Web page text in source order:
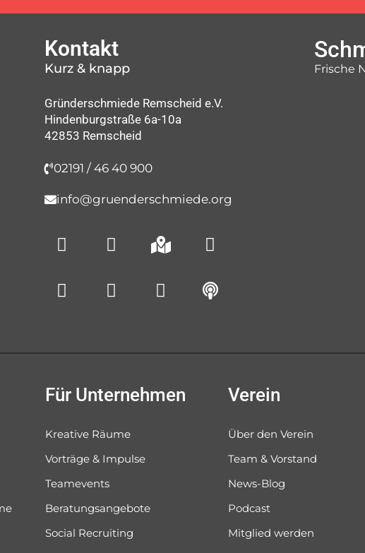
Kontakt
Kurz & knapp
Gründerschmiede Remscheid e.V.
Hindenburgstraße 6a-10a
42853 Remscheid
02191 / 46 40 900
info@gruenderschmiede.org
Frische
Für Unternehmen
Kreative Räume
Vorträge & Impulse
Teamevents
Beratungsangebote
Social Recruiting
Verein
Über den Verein
Team & Vorstand
News-Blog
Podcast
Mitglied werden